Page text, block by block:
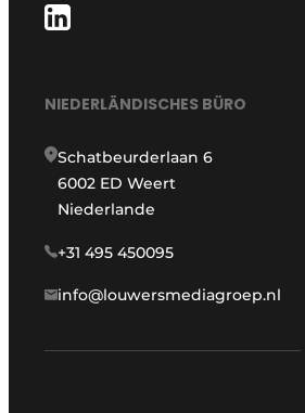
NIEDERLÄNDISCHES BÜRO
Schatbeurderlaan 6
6002 ED Weert
Niederlande
+31 495 450095
info@louwersmediagroep.nl